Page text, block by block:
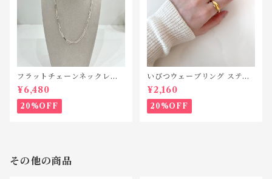
フラットチェーンネックレス
シルバー925 N042
¥6,480
20%OFF
いびつウェーブリング ステン
レス SR010
¥2,160
20%OFF
その他の商品